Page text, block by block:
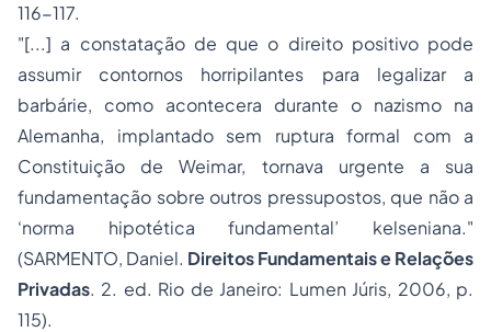
116-117.
"[...] a constatação de que o direito positivo pode
assumir contornos horripilantes para legalizar a
barbárie, como acontecera durante o nazismo na
Alemanha, implantado sem ruptura formal com a
Constituição de Weimar, tornava urgente a sua
fundamentação sobre outros pressupostos, que não a
‘norma hipotética fundamental’ kelseniana."
(SARMENTO, Daniel. Direitos Fundamentais e Relações
Privadas. 2. ed. Rio de Janeiro: Lumen Júris, 2006, p.
115).